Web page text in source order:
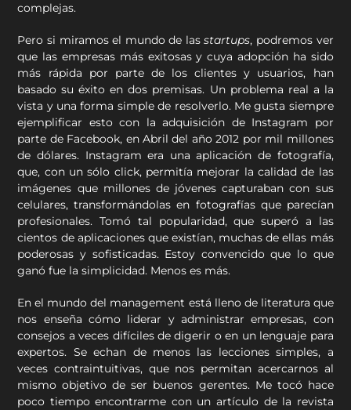
complejas.
Pero si miramos el mundo de lasstartups, podremos ver
que las empresas más exitosas y cuya adopción ha sido
más rápida por parte de los clientes y usuarios, han
basado su éxito en dos premisas. Un problema real a la
vista y una forma simple de resolverlo. Me gusta siempre
ejemplificar esto con la adquisición de Instagram por
parte de Facebook, en Abril del año 2012 por mil millones
de dólares. Instagram era una aplicación de fotografía,
que, con un sólo click, permitía mejorar la calidad de las
imágenes que millones de jóvenes capturaban con sus
celulares, transformándolas en fotografías que parecían
profesionales. Tomó tal popularidad, que superó a las
cientos de aplicaciones que existían, muchas de ellas más
poderosas y sofisticadas. Estoy convencido que lo que
ganó fue la simplicidad. Menos es más.
En el mundo del management está lleno de literatura que
nos enseña cómo liderar y administrar empresas, con
consejos a veces difíciles de digerir o en un lenguaje para
expertos. Se echan de menos las lecciones simples, a
veces contraintuitivas, que nos permitan acercarnos al
mismo objetivo de ser buenos gerentes. Me tocó hace
poco tiempo encontrarme con un artículo de la revista